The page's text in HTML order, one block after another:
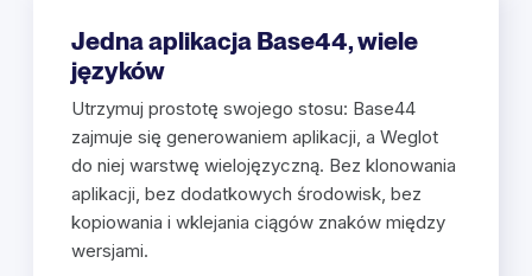
Jedna aplikacja Base44, wiele
języków
Utrzymuj prostotę swojego stosu: Base44
zajmuje się generowaniem aplikacji, a Weglot
do niej warstwę wielojęzyczną. Bez klonowania
aplikacji, bez dodatkowych środowisk, bez
kopiowania i wklejania ciągów znaków między
wersjami.